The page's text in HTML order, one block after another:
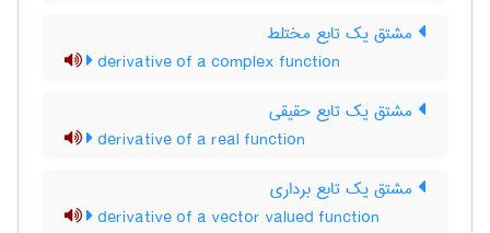
مشتق یک تابع مختلط
derivative of a complex function
مشتق یک تابع حقیقی
derivative of a real function
مشتق یک تابع برداری
derivative of a vector valued function